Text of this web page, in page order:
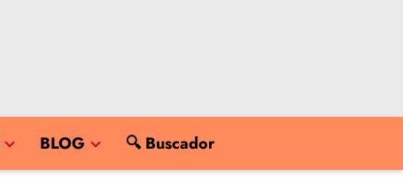
BLOG 🔍 Buscador